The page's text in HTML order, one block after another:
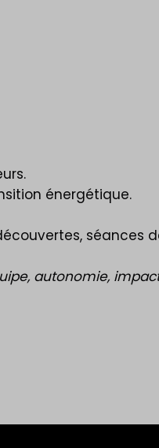
énergétique.
séances
autonomie,